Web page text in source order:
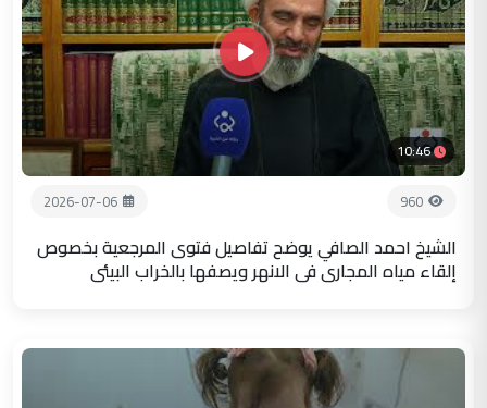
10:46
960
2026-07-06
الشيخ احمد الصافي يوضح تفاصيل فتوى المرجعية بخصوص
إلقاء مياه المجاري في الانهر ويصفها بالخراب البيئي